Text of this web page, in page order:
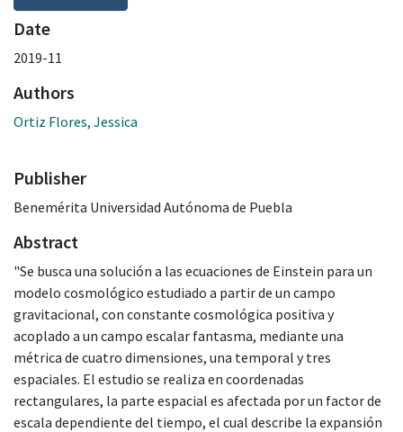
Date
2019-11
Authors
Ortiz Flores, Jessica
Publisher
Benemérita Universidad Autónoma de Puebla
Abstract
"Se busca una solución a las ecuaciones de Einstein para un
modelo cosmológico estudiado a partir de un campo
gravitacional, con constante cosmológica positiva y
acoplado a un campo escalar fantasma, mediante una
métrica de cuatro dimensiones, una temporal y tres
espaciales. El estudio se realiza en coordenadas
rectangulares, la parte espacial es afectada por un factor de
escala dependiente del tiempo, el cual describe la expansión